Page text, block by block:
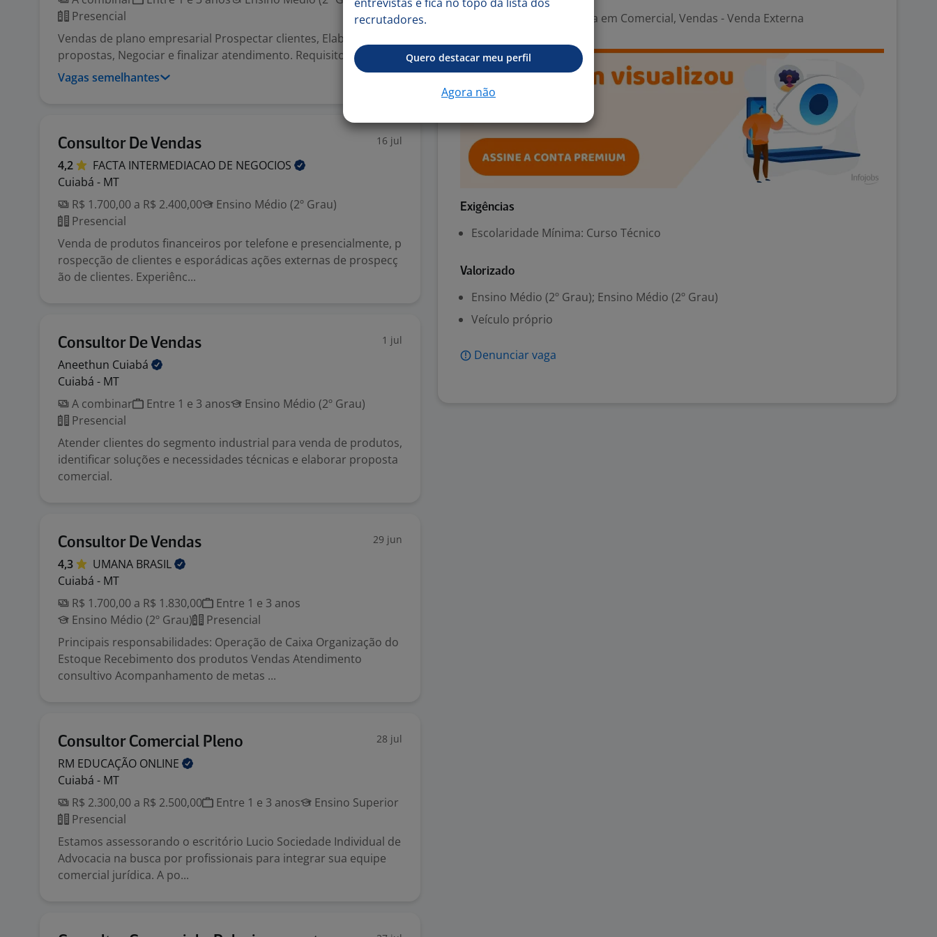
Presencial
Vendas de plano empresarial Prospectar clientes, Elaborar
propostas, Negociar e finalizar atendimento. Requisitos
Vagas semelhantes
Consultor De Vendas 16 jul
4,2 FACTA INTERMEDIACAO DE NEGOCIOS
Cuiabá - MT
R$ 1.700,00 a R$ 2.400,00
Ensino Médio (2º Grau)
Presencial
Venda de produtos financeiros por telefone e presencialmente, p
rospecção de clientes e esporádicas ações externas de prospecç
ão de clientes. Experiênc...
Consultor De Vendas 1 jul
Aneethun Cuiabá
Cuiabá - MT
A combinar
Entre 1 e 3 anos
Ensino Médio (2º Grau)
Presencial
Atender clientes do segmento industrial para venda de produtos,
identificar soluções e necessidades técnicas e elaborar proposta
comercial.
Consultor De Vendas 29 jun
4,3 UMANA BRASIL
Cuiabá - MT
R$ 1.700,00 a R$ 1.830,00
Entre 1 e 3 anos
Ensino Médio (2º Grau)
Presencial
Principais responsabilidades: Operação de Caixa Organização do
Estoque Recebimento dos produtos Vendas Atendimento
consultivo Acompanhamento de metas ...
Consultor Comercial Pleno 28 jul
RM EDUCAÇÃO ONLINE
Cuiabá - MT
R$ 2.300,00 a R$ 2.500,00
Entre 1 e 3 anos
Ensino Superior
Presencial
Estamos assessorando o escritório Lucio Sociedade Individual de
Advocacia na busca por profissionais para integrar sua equipe
comercial jurídica. A po...
Analista em Comercial, Vendas - Venda Externa
Exigências
Escolaridade Mínima: Curso Técnico
Valorizado
Ensino Médio (2º Grau); Ensino Médio (2º Grau)
Veículo próprio
Denunciar vaga
recrutadores.
Quero destacar meu perfil
Agora não